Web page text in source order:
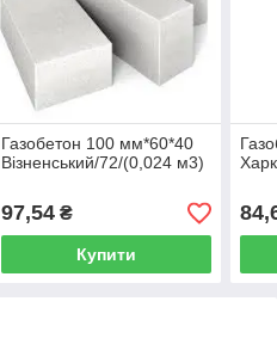
Газобетон 100 мм*60*40
Візненський/72/(0,024 м3)
97,54₴
Купити